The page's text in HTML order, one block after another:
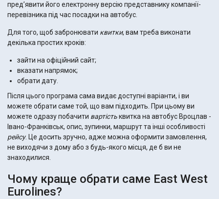
пред’явити його електронну версію представнику компанії-
перевізника під час посадки на автобус.
Для того, щоб забронювати квитки, вам треба виконати
декілька простих кроків:
зайти на офіційний сайт;
вказати напрямок;
обрати дату.
Після цього програма сама видає доступні варіанти, і ви
можете обрати саме той, що вам підходить. При цьому ви
можете одразу побачити вартістьквитка на автобус Вроцлав -
Івано-Франківськ, опис, зупинки, маршрут та інші особливості
рейсу. Це досить зручно, адже можна оформити замовлення,
не виходячи з дому або з будь-якого місця, де б ви не
знаходилися.
Чому краще обрати саме East West
Eurolines?